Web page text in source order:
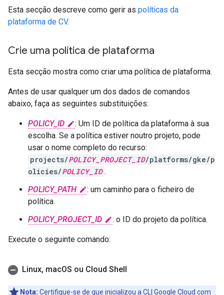
Esta secção descreve como gerir as políticas da
plataforma de CV.
Crie uma política de plataforma
Esta secção mostra como criar uma política de plataforma.
Antes de usar qualquer um dos dados de comandos
abaixo, faça as seguintes substituições:
POLICY_ID
: Um ID de política da plataforma à sua
escolha. Se a política estiver noutro projeto, pode
usar o nome completo do recurso:
projects/POLICY_PROJECT_ID/platforms/gke/p
olicies/POLICY_ID .
POLICY_PATH
: um caminho para o ficheiro de
política.
POLICY_PROJECT_ID
: o ID do projeto da política.
Execute o seguinte comando:
Linux, macOS ou Cloud Shell
Nota: Certifique-se de que inicializou a CLI Google Cloud com